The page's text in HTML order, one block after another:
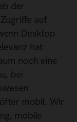
der
auf
Desktop
hat:
noch eine
bei
mobil. Wir
mobile